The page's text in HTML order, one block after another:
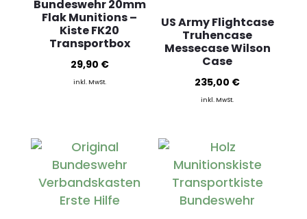
Bundeswehr 20mm
Flak Munitions –
Kiste FK20
Transportbox
29,90 €
inkl. MwSt.
US Army Flightcase
Truhencase
Messecase Wilson
Case
235,00 €
inkl. MwSt.